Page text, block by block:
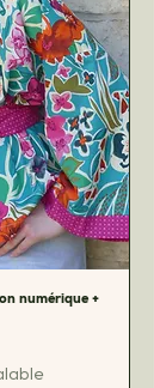
numérique +